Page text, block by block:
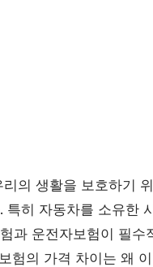
리의 생활을 보호하기
특히 자동차를 소유한
과 운전자보험이 필수
험의 가격 차이는 왜